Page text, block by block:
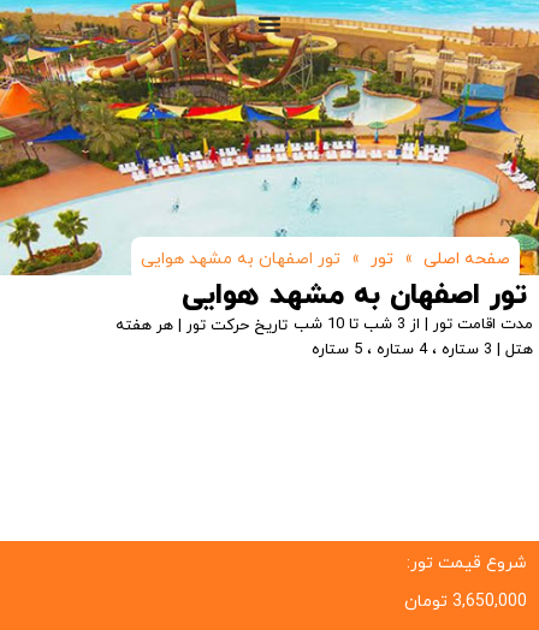
صفحه اصلی » تور » تور اصفهان به مشهد هوایی
تور اصفهان به مشهد هوایی
مدت اقامت تور | از 3 شب تا 10 شب
تاریخ حرکت تور | هر هفته
هتل | 3 ستاره ، 4 ستاره ، 5 ستاره
شروع قیمت تور:
3,650,000 تومان